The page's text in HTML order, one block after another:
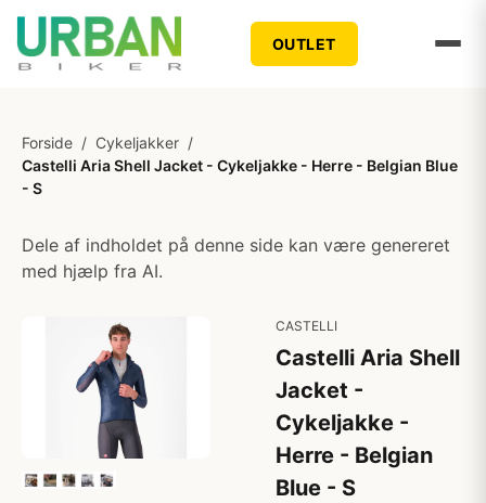
OUTLET
Forside / Cykeljakker /
Castelli Aria Shell Jacket - Cykeljakke - Herre - Belgian Blue
- S
Dele af indholdet på denne side kan være genereret
med hjælp fra AI.
CASTELLI
Castelli Aria Shell
Jacket -
Cykeljakke -
Herre - Belgian
Blue - S